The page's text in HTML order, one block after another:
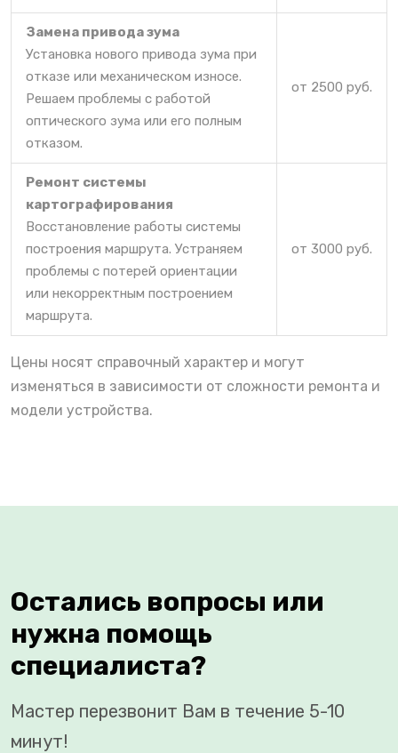
Замена привода зума
Установка нового привода зума при
отказе или механическом износе.
Решаем проблемы с работой
оптического зума или его полным
отказом.
от 2500 руб.
Ремонт системы
картографирования
Восстановление работы системы
построения маршрута. Устраняем
проблемы с потерей ориентации
или некорректным построением
маршрута.
от 3000 руб.
Цены носят справочный характер и могут
изменяться в зависимости от сложности ремонта и
модели устройства.
Остались вопросы или
нужна помощь
специалиста?
Мастер перезвонит Вам в течение 5-10
минут!